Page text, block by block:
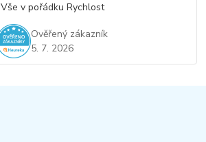
Vše v pořádku Rychlost
Ověřený zákazník
5. 7. 2026